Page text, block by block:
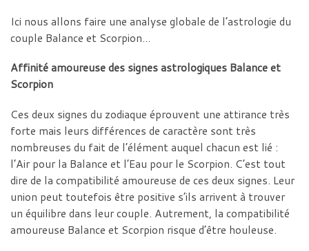
Ici nous allons faire une analyse globale de l’astrologie du
couple Balance et Scorpion…
Affinité amoureuse des signes astrologiques Balance et
Scorpion
Ces deux signes du zodiaque éprouvent une attirance très
forte mais leurs différences de caractère sont très
nombreuses du fait de l’élément auquel chacun est lié :
l’Air pour la Balance et l’Eau pour le Scorpion. C’est tout
dire de la compatibilité amoureuse de ces deux signes. Leur
union peut toutefois être positive s’ils arrivent à trouver
un équilibre dans leur couple. Autrement, la compatibilité
amoureuse Balance et Scorpion risque d’être houleuse.